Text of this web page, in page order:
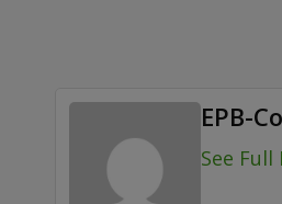
EPB-
See Full